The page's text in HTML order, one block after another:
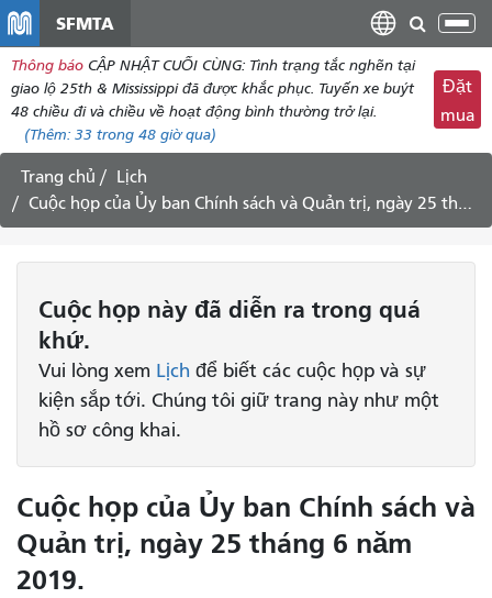
dung
SFMTA
Thông báo CẬP NHẬT CUỐI CÙNG: Tình trạng tắc nghẽn tại
giao lộ 25th & Mississippi đã được khắc phục. Tuyến xe buýt
48 chiều đi và chiều về hoạt động bình thường trở lại.
(Thêm: 33 trong 48 giờ qua)
Đặt
mua
Trang chủ
Lịch
Cuộc họp của Ủy ban Chính sách và Quản trị, ngày 25 tháng 6 năm 2019.
Cuộc họp này đã diễn ra trong quá
khứ.
Vui lòng xem Lịch để biết các cuộc họp và sự
kiện sắp tới. Chúng tôi giữ trang này như một
hồ sơ công khai.
Cuộc họp của Ủy ban Chính sách và
Quản trị, ngày 25 tháng 6 năm
2019.